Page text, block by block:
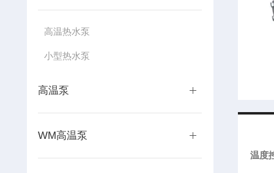
高温热水泵
小型热水泵
高温泵
WM高温泵
温度